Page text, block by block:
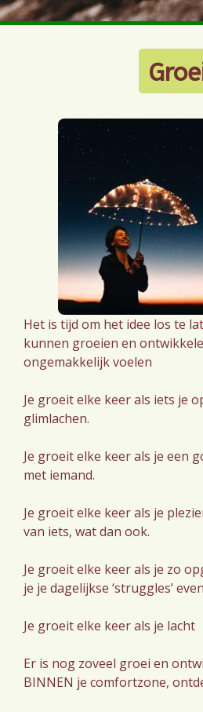
Het is tijd om het idee los te
kunnen groeien en
ongemakkelijk voelen
Je groeit elke keer als iets je
glimlachen.
Je groeit elke keer als je een
met iemand.
Je groeit elke keer als je
van iets, wat dan ook.
Je groeit elke keer als je zo
je je dagelijkse ‘struggles’
Je groeit elke keer als je lacht
Er is nog zoveel groei en
BINNEN je comfortzone,